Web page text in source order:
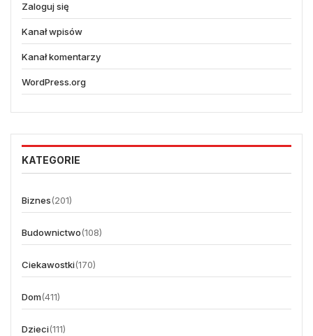
Zaloguj się
Kanał wpisów
Kanał komentarzy
WordPress.org
KATEGORIE
Biznes(201)
Budownictwo(108)
Ciekawostki(170)
Dom(411)
Dzieci(111)